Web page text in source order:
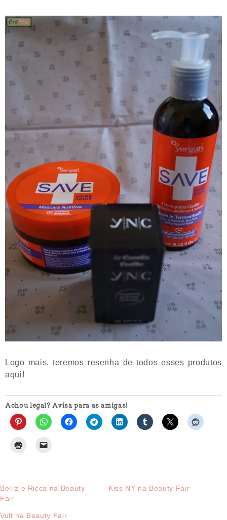
Logo mais, teremos resenha de todos esses produtos
aqui!
Achou legal? Avisa para as amigas!
Belliz e Ricca na Beauty
Fair
Kiss NY na Beauty Fair
Vult na Beauty Fair